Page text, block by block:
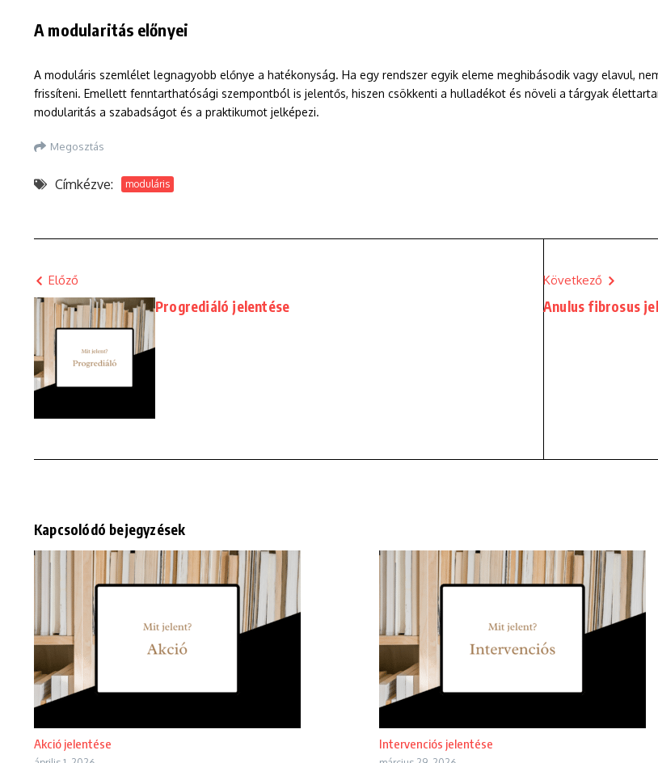
A modularitás előnyei
A moduláris szemlélet legnagyobb előnye a hatékonyság. Ha egy rendszer egyik eleme meghibásodik vagy elavul,
frissíteni. Emellett fenntarthatósági szempontból is jelentős, hiszen csökkenti a hulladékot és növeli a tárgyak
modularitás a szabadságot és a praktikumot jelképezi.
Megosztás
Címkézve: moduláris
Előző
Progrediáló jelentése
Következő
Anulus fibrosus
Kapcsolódó bejegyzések
Akció jelentése Intervenciós jelentése